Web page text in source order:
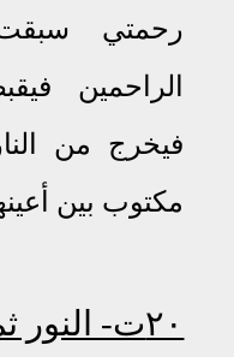
رحمتي
الراحمين
فيخرج من
مكتوب بين
٢٠ت- النور ثم النار ثم الطين :